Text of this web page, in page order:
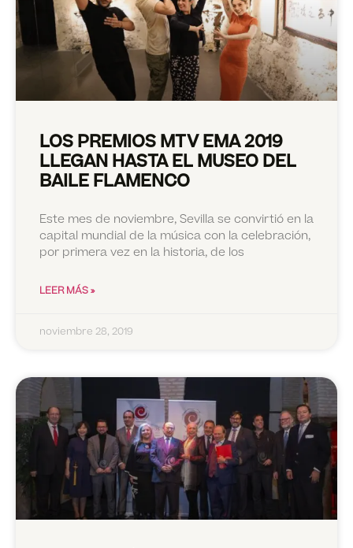
LOS PREMIOS MTV EMA 2019
LLEGAN HASTA EL MUSEO DEL
BAILE FLAMENCO
Este mes de noviembre, Sevilla se convirtió en la
capital mundial de la música con la celebración,
por primera vez en la historia, de los
LEER MÁS »
noviembre 28, 2019